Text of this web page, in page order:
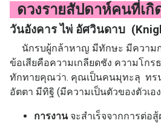
ดวงรายสัปดาห์คนที่เกิ
วันอังคาร ไพ่ อัศวินดาบ
นักรบผู้กล้าหาญ มีทักษะ มีความ
ข้อเสียคือความเกลียดชัง ความโกร
ทักทายคุณว่า. คุณเป็นคนมุทะลุ ทร
อัตตา มีทิฐิ (มีความเป็นตัวของตัวเอ
การงานจะสำเร็จจากการต่อ